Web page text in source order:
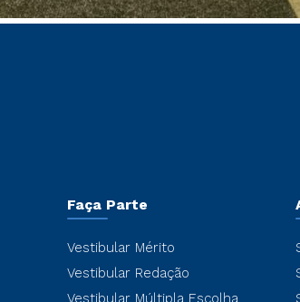
Faça Parte
Vestibular Mérito
Vestibular Redação
Vestibular Múltipla Escolha